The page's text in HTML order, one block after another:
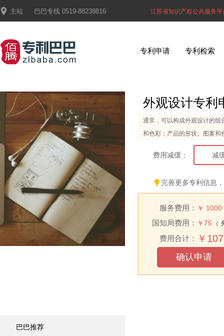
 主站 巴巴专线 0519-88238816 江苏省知识产权公共服务平
专利申请 专利检索
外观设计专利
通常，可以构成外观设计的组
和色彩；产品的形状、图案和
费用减缓： 减
一个
 完善更多专利信息
技术领域：
专利名称：
技术材料： 上传文
服务费用： ￥ 1000
国知局费用： ￥75 （
费用合计： ￥
确认申请
巴巴推荐